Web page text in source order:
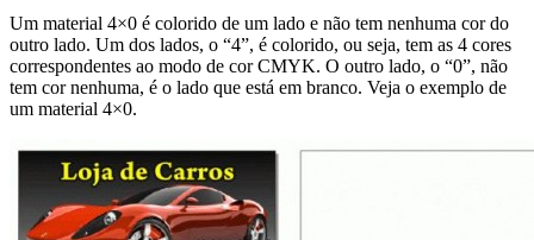
Um material 4×0 é colorido de um lado e não tem nenhuma cor do
outro lado. Um dos lados, o “4”, é colorido, ou seja, tem as 4 cores
correspondentes ao modo de cor CMYK. O outro lado, o “0”, não
tem cor nenhuma, é o lado que está em branco. Veja o exemplo de
um material 4×0.